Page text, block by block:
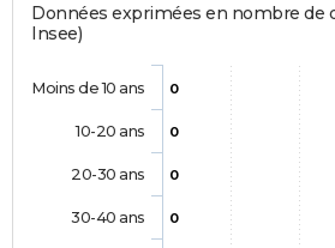
Données exprimées en nombre de
Insee)
0
0
0
0
Moins de 10 ans
10-20 ans
20-30 ans
30-40 ans